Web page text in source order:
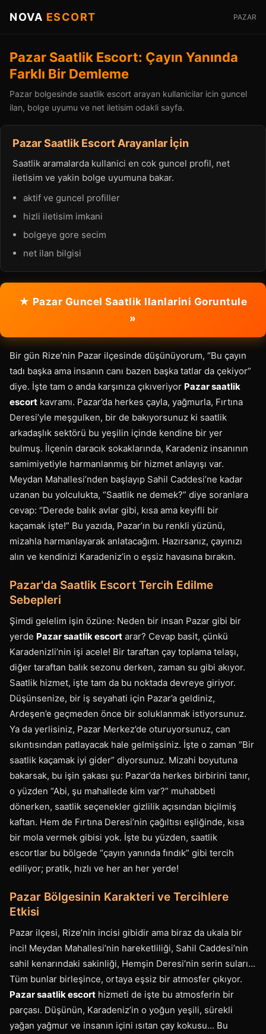
NOVA ESCORT PAZAR
Pazar Saatlik Escort: Çayın Yanında
Farklı Bir Demleme
Pazar bolgesinde saatlik escort arayan kullanicilar icin guncel
ilan, bolge uyumu ve net iletisim odakli sayfa.
Pazar Saatlik Escort Arayanlar İçin
Saatlik aramalarda kullanici en cok guncel profil, net
iletisim ve yakin bolge uyumuna bakar.
aktif ve guncel profiller
hizli iletisim imkani
bolgeye gore secim
net ilan bilgisi
★ Pazar Guncel Saatlik Ilanlarini Goruntule
»
Bir gün Rize’nin Pazar ilçesinde düşünüyorum, “Bu çayın
tadı başka ama insanın canı bazen başka tatlar da çekiyor”
diye. İşte tam o anda karşınıza çıkıveriyor Pazar saatlik
escort kavramı. Pazar’da herkes çayla, yağmurla, Fırtına
Deresi’yle meşgulken, bir de bakıyorsunuz ki saatlik
arkadaşlık sektörü bu yeşilin içinde kendine bir yer
bulmuş. İlçenin daracık sokaklarında, Karadeniz insanının
samimiyetiyle harmanlanmış bir hizmet anlayışı var.
Meydan Mahallesi’nden başlayıp Sahil Caddesi’ne kadar
uzanan bu yolculukta, “Saatlik ne demek?” diye soranlara
cevap: “Derede balık avlar gibi, kısa ama keyifli bir
kaçamak işte!” Bu yazıda, Pazar’ın bu renkli yüzünü,
mizahla harmanlayarak anlatacağım. Hazırsanız, çayınızı
alın ve kendinizi Karadeniz’in o eşsiz havasına bırakın.
Pazar'da Saatlik Escort Tercih Edilme
Sebepleri
Şimdi gelelim işin özüne: Neden bir insan Pazar gibi bir
yerde Pazar saatlik escort arar? Cevap basit, çünkü
Karadenizli’nin işi acele! Bir taraftan çay toplama telaşı,
diğer taraftan balık sezonu derken, zaman su gibi akıyor.
Saatlik hizmet, işte tam da bu noktada devreye giriyor.
Düşünsenize, bir iş seyahati için Pazar’a geldiniz,
Ardeşen’e geçmeden önce bir soluklanmak istiyorsunuz.
Ya da yerlisiniz, Pazar Merkez’de oturuyorsunuz, can
sıkıntısından patlayacak hale gelmişsiniz. İşte o zaman “Bir
saatlik kaçamak iyi gider” diyorsunuz. Mizahi boyutuna
bakarsak, bu işin şakası şu: Pazar’da herkes birbirini tanır,
o yüzden “Abi, şu mahallede kim var?” muhabbeti
dönerken, saatlik seçenekler gizlilik açısından biçilmiş
kaftan. Hem de Fırtına Deresi’nin çağıltısı eşliğinde, kısa
bir mola vermek gibisi yok. İşte bu yüzden, saatlik
escortlar bu bölgede “çayın yanında fındık” gibi tercih
ediliyor; pratik, hızlı ve her an her yerde!
Pazar Bölgesinin Karakteri ve Tercihlere
Etkisi
Pazar ilçesi, Rize’nin incisi gibidir ama biraz da ukala bir
inci! Meydan Mahallesi’nin hareketliliği, Sahil Caddesi’nin
sahil kenarındaki sakinliği, Hemşin Deresi’nin serin suları…
Tüm bunlar birleşince, ortaya eşsiz bir atmosfer çıkıyor.
Pazar saatlik escort hizmeti de işte bu atmosferin bir
parçası. Düşünün, Karadeniz’in o yoğun yeşili, sürekli
yağan yağmur ve insanın içini ısıtan çay kokusu… Bu